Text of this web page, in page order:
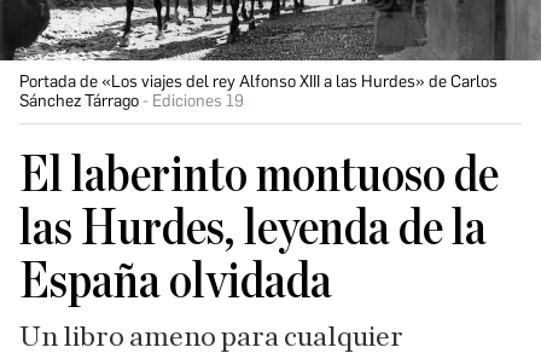
Portada de «Los viajes del rey Alfonso XIII a las Hurdes» de Carlos
Sánchez Tárrago
Ediciones 19
El laberinto montuoso de
las Hurdes, leyenda de la
España olvidada
Un libro ameno para cualquier